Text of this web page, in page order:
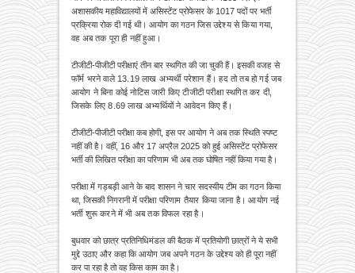
अशासकीय महाविद्यालयों में असिस्टेंट प्रोफेसर के 1017 पदों पर भर्ती
प्रक्रिया रोक दी गई थी। आयोग का गठन जिसउद्देश्य से किया गया,
वह अब तक पूरा ही नहीं हुआ।
टीजीटी-पीजीटी परीक्षाएं तीन बार स्थगित की जा चुकी हैं। इसकीवजह से
फॉर्म भरने वाले 13.19 लाख अभ्यर्थी परेशान हैं। हद तो तब हो गई जब
आयोग ने बिना कोई नोटिस जारी किए टीजीटी परीक्षा स्थगित कर दी,
जिसके लिए 8.69 लाख अभ्यर्थियों ने आवेदन किए हैं।
टीजीटी-पीजीटी परीक्षा कब होगी, इस पर आयोग ने अब तक स्थिति स्पष्ट
नहीं की है। वहीं, 16 और 17 अप्रैल 2025 को हुई असिस्टेंट प्रोफेसर
भर्ती की लिखित परीक्षा का परिणाम भी अब तक घोषित नहीं किया गया है।
परीक्षा में गड़बड़ी आने के बाद शासन ने चार सदस्यीय टीम का गठन किया
था, जिसकी निगरानी में परीक्षा परिणाम तैयार किया जाना है। आयोग नई
भर्ती शुरू करने में भी अब तक विफल रहा है।
बुधवार को छात्र प्रतिनिधिमंडल की बैठक में प्रतियोगी छात्रों ने ये सभी
मुद्दे उठाए और कहा कि आयोग जब अपने गठन के उद्देश्य को ही पूरा नहीं
कर पा रहा है तो वह किस काम का है।